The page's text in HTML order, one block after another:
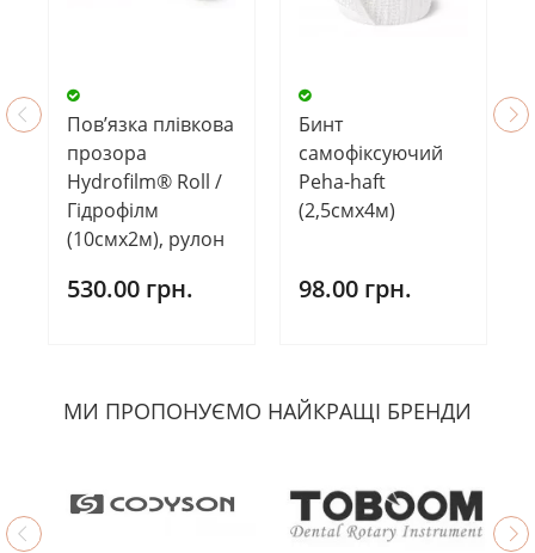
Пов’язка плівкова
прозора
Hydrofilm® Roll /
Гідрофілм
(10смх2м), рулон
530.00 грн.
Бинт
самофіксуючий
Peha-haft
(2,5смх4м)
98.00 грн.
МИ ПРОПОНУЄМО НАЙКРАЩІ БРЕНДИ